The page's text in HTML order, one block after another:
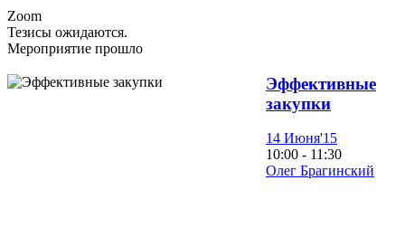
Zoom
Тезисы ожидаются.
Мероприятие прошло
Эффективные
закупки
14 Июня'15
10:00 - 11:30
Олег Брагинский